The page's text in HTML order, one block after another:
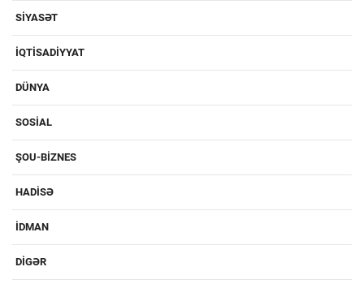
SIYASƏT
IQTISADIYYAT
DÜNYA
SOSIAL
ŞOU-BIZNES
HADISƏ
IDMAN
DIGƏR